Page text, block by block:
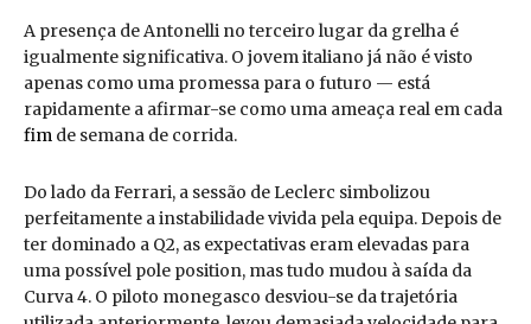
A presença de Antonelli no terceiro lugar da grelha é
igualmente significativa. O jovem italiano já não é visto
apenas como uma promessa para o futuro — está
rapidamente a afirmar-se como uma ameaça real em cada
fim de semana de corrida.
Do lado da Ferrari, a sessão de Leclerc simbolizou
perfeitamente a instabilidade vivida pela equipa. Depois de
ter dominado a Q2, as expectativas eram elevadas para
uma possível pole position, mas tudo mudou à saída da
Curva 4. O piloto monegasco desviou-se da trajetória